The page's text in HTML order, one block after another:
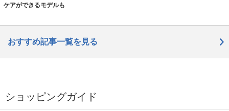
ケアができるモデルも
おすすめ記事一覧を見る
ショッピングガイド